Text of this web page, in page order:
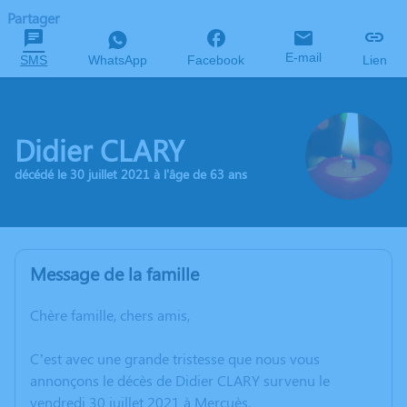
Partager
SMS WhatsApp Facebook E-mail Lien
Didier CLARY
décédé le 30 juillet 2021 à l'âge de 63 ans
Message de la famille
Chère famille, chers amis,
C’est avec une grande tristesse que nous vous
annonçons le décès de Didier CLARY survenu le
vendredi 30 juillet 2021 à Mercuès.